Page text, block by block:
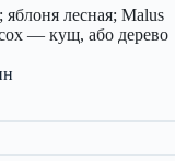
яблоня лесная; Malus
— кущ, або дерево